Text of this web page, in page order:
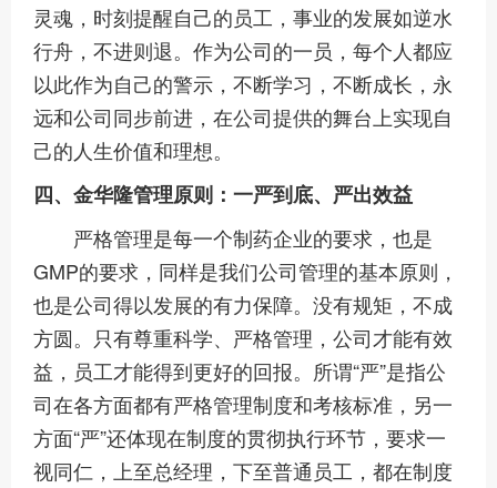
灵魂，时刻提醒自己的员工，事业的发展如逆水
行舟，不进则退。作为公司的一员，每个人都应
以此作为自己的警示，不断学习，不断成长，永
远和公司同步前进，在公司提供的舞台上实现自
己的人生价值和理想。
四、金华隆管理原则：一严到底、严出效益
严格管理是每一个制药企业的要求，也是
GMP的要求，同样是我们公司管理的基本原则，
也是公司得以发展的有力保障。没有规矩，不成
方圆。只有尊重科学、严格管理，公司才能有效
益，员工才能得到更好的回报。所谓“严”是指公
司在各方面都有严格管理制度和考核标准，另一
方面“严”还体现在制度的贯彻执行环节，要求一
视同仁，上至总经理，下至普通员工，都在制度